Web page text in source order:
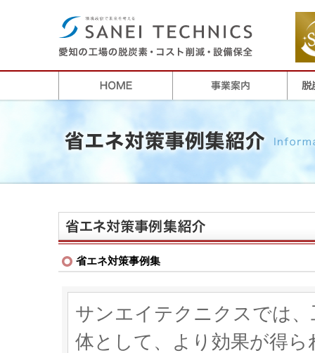
省エネ対策事例集
サンエイテクニクスでは
体として、より効果が得